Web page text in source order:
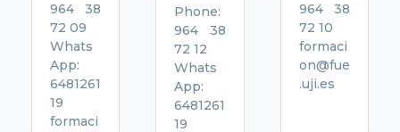
964 38
72 09
Whats
App:
6481261
19
formaci
Phone:
964 38
72 12
Whats
App:
6481261
19
964 38
72 10
formaci
on@fue
.uji.es